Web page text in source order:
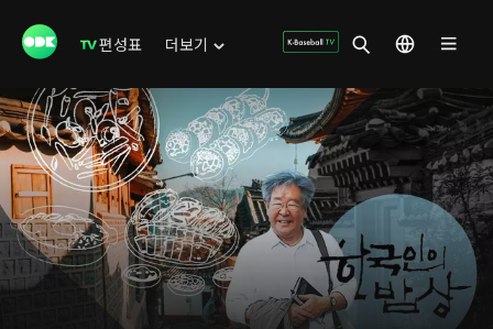
편성표 더보기